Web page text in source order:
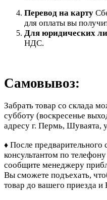
Перевод на карту
для оплаты вы
Для юридических
НДС.
Самовывоз:
Забрать товар со склада
субботу (воскресенье
адресу г. Пермь, Шуваята,
♦ После предварительного
консультантом по телефону
сообщите менеджеру
Вы сможете подъехать,
товар до вашего приезда